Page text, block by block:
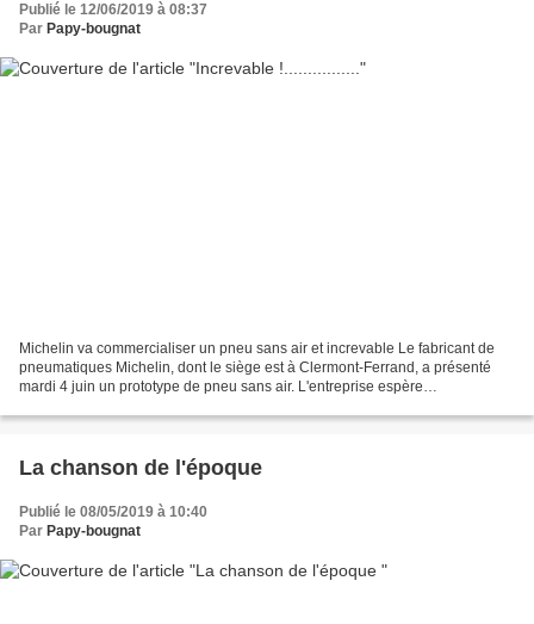
Publié le 12/06/2019 à 08:37
Par Papy-bougnat
Michelin va commercialiser un pneu sans air et increvable Le fabricant de
pneumatiques Michelin, dont le siège est à Clermont-Ferrand, a présenté
mardi 4 juin un prototype de pneu sans air. L'entreprise espère
La chanson de l'époque
Publié le 08/05/2019 à 10:40
Par Papy-bougnat